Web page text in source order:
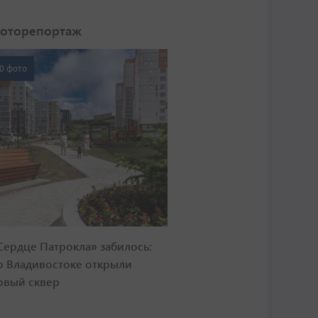
фото
Патрокла» забилось:
Владивостоке открыли
сквер